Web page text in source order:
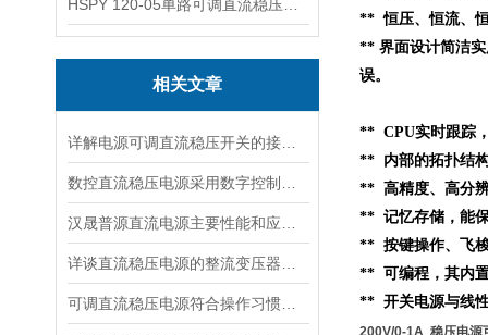
相关文章
** 恒压、恒流、
** 界面设计简洁
误。
** CPU实时跟踪
** 内部的拓扑结
** 高精度、高分
** 记忆存储，能
** 按键操作、飞
** 可编程，其内
** 开关电源与线
200V/0-1A 稳压电源